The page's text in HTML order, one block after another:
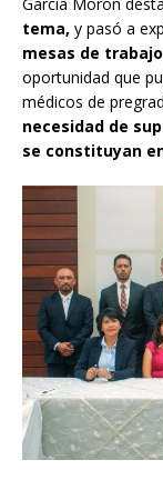
tema, y pasó a
mesas de trabajo
oportunidad que
médicos de
necesidad de
se constituyan